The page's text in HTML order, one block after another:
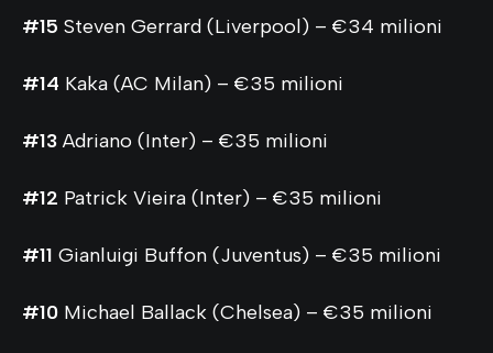
#15 Steven Gerrard (Liverpool) – €34 milioni
#14 Kaka (AC Milan) – €35 milioni
#13 Adriano (Inter) – €35 milioni
#12 Patrick Vieira (Inter) – €35 milioni
#11 Gianluigi Buffon (Juventus) – €35 milioni
#10 Michael Ballack (Chelsea) – €35 milioni